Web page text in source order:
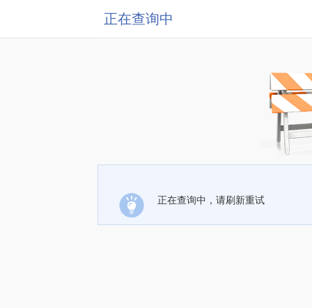
正在查询中
正在查询中，请刷新重试